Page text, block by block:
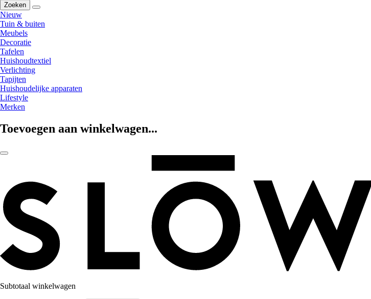
Zoeken
Nieuw
Tuin & buiten
Meubels
Decoratie
Tafelen
Huishoudtextiel
Verlichting
Tapijten
Huishoudelijke apparaten
Lifestyle
Merken
Toevoegen aan winkelwagen...
Subtotaal winkelwagen